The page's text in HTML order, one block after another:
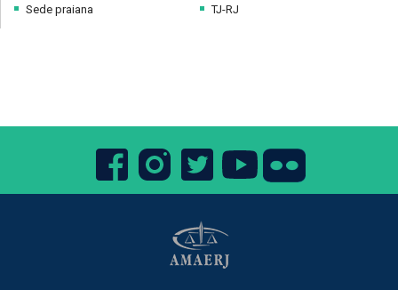
Sede praiana
TJ-RJ